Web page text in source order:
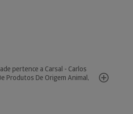
pertence a Carsal - Carlos
Produtos De Origem Animal,